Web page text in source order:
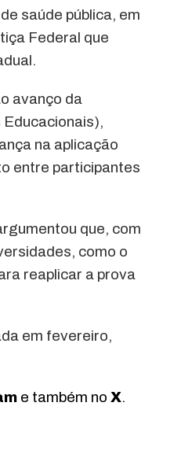
saúde pública, em
Federal que
avanço da
na aplicação
entre participantes
que, com
como o
reaplicar a prova
em fevereiro,
e também no X.